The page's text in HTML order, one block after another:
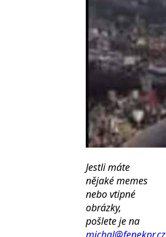
Jestli máte
nějaké memes
nebo vtipné
obrázky,
pošlete je na